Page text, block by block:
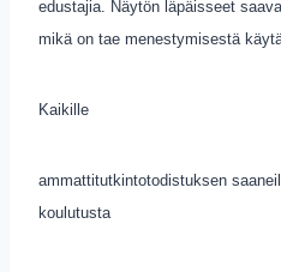
edustajia. Näytön läpäisseet
mikä on tae menestymisestä
Kaikille
ammattitutkintotodistuksen
koulutusta